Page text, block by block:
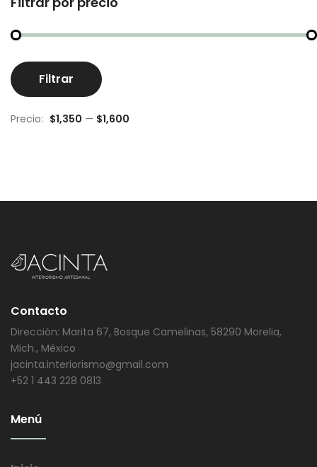
Filtrar
Precio: $1,350 — $1,600
Contacto
Dirección: Marita 67, Bosque Camelinas, 58290 Morelia,
Mich., México
jacinta.interiorismo@gmail.com
+52 1 443 228 0813
Menú